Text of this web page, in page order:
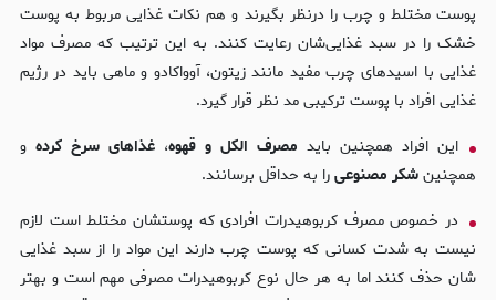
پوست مختلط و چرب را درنظر بگیرند و هم نکات غذایی مربوط به پوست
خشک را در سبد غذایی‌شان رعایت کنند. به این ترتیب که مصرف مواد
غذایی با اسید‌های چرب مفید مانند زیتون، آوواکادو و ماهی باید در رژیم
غذایی افراد با پوست ترکیبی مد نظر قرار گیرد.
این افراد همچنین باید مصرف الکل و قهوه،غذاهای سرخ کرده و
همچنینشکر مصنوعیرا به حداقل برسانند.
در خصوص مصرف کربوهیدرات افرادی که پوستشان مختلط است لازم
نیست به شدت کسانی که پوست چرب دارند این مواد را از سبد غذایی
شان حذف کنند اما به هر حال نوع کربوهیدرات مصرفی مهم است و بهتر